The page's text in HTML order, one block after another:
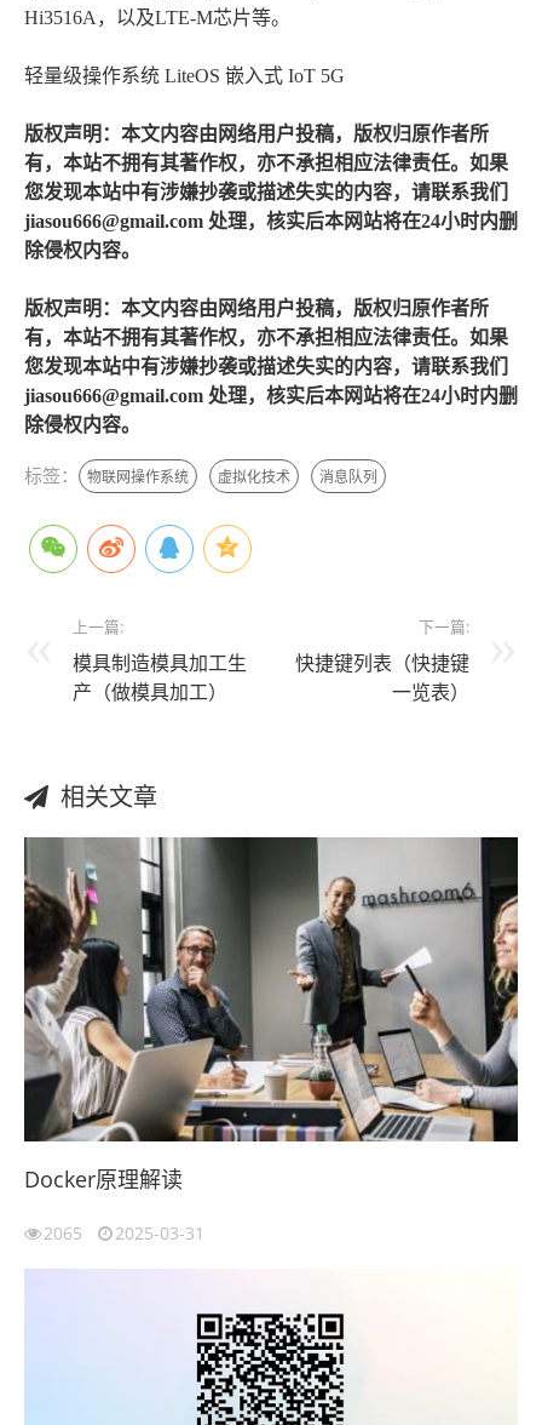
Hi3516A，以及LTE-M芯片等。
轻量级操作系统 LiteOS 嵌入式 IoT 5G
版权声明：本文内容由网络用户投稿，版权归原作者所
有，本站不拥有其著作权，亦不承担相应法律责任。如果
您发现本站中有涉嫌抄袭或描述失实的内容，请联系我们
jiasou666@gmail.com 处理，核实后本网站将在24小时内删
除侵权内容。
版权声明：本文内容由网络用户投稿，版权归原作者所
有，本站不拥有其著作权，亦不承担相应法律责任。如果
您发现本站中有涉嫌抄袭或描述失实的内容，请联系我们
jiasou666@gmail.com 处理，核实后本网站将在24小时内删
除侵权内容。
标签： 物联网操作系统 虚拟化技术 消息队列
上一篇:
模具制造模具加工生
产（做模具加工）
下一篇:
快捷键列表（快捷键
一览表）
相关文章
Docker原理解读
2065 2025-03-31